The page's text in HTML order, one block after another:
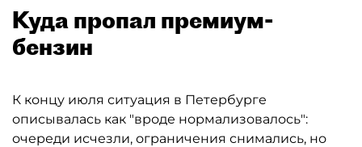
Куда пропал премиум-
бензин
К концу июля ситуация в Петербурге
описывалась как "вроде нормализовалось":
очереди исчезли, ограничения снимались, но